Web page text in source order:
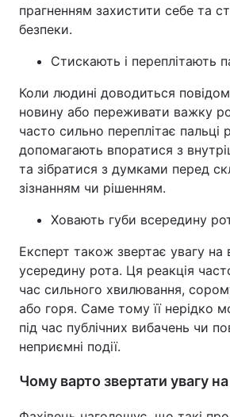
прагненням захистити себе та
безпеки.
Стискають і переплітають
Коли людині доводиться
новину або переживати важку
часто сильно переплітає пальці
допомагають впоратися з
та зібратися з думками перед
зізнанням чи рішенням.
Ховають губи всередину
Експерт також звертає увагу на
усередину рота. Ця реакція
час сильного хвилювання,
або горя. Саме тому її нерідко
під час публічних вибачень чи
неприємні події.
Чому варто звертати увагу на